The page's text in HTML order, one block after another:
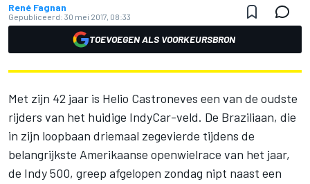
René Fagnan
Gepubliceerd: 30 mei 2017, 08:33
TOEVOEGEN ALS VOORKEURSBRON
Met zijn 42 jaar is Helio Castroneves een van de oudste
rijders van het huidige IndyCar-veld. De Braziliaan, die
in zijn loopbaan driemaal zegevierde tijdens de
belangrijkste Amerikaanse openwielrace van het jaar,
de Indy 500, greep afgelopen zondag nipt naast een